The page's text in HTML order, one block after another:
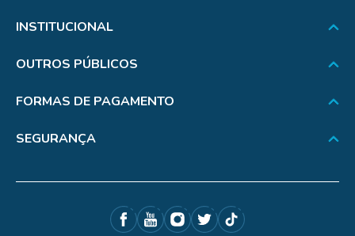
INSTITUCIONAL
OUTROS PÚBLICOS
FORMAS DE PAGAMENTO
SEGURANÇA